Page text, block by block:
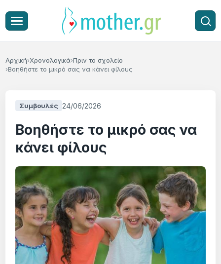
Αρχική Χρονολογικά Πριν το σχολείο
Βοηθήστε το μικρό σας να κάνει φίλους
Συμβουλές 24/06/2026
Βοηθήστε το μικρό σας να
κάνει φίλους